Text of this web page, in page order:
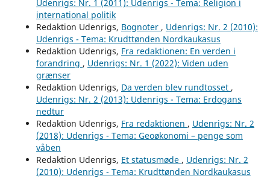
Udenrigs: Nr. 1 (2011): Udenrigs - Tema: Religion i
international politik
Redaktion Udenrigs, Bognoter , Udenrigs: Nr. 2 (2010):
Udenrigs - Tema: Krudttønden Nordkaukasus
Redaktion Udenrigs, Fra redaktionen: En verden i
forandring , Udenrigs: Nr. 1 (2022): Viden uden
grænser
Redaktion Udenrigs, Da verden blev rundtosset ,
Udenrigs: Nr. 2 (2013): Udenrigs - Tema: Erdogans
nedtur
Redaktion Udenrigs, Fra redaktionen , Udenrigs: Nr. 2
(2018): Udenrigs - Tema: Geoøkonomi – penge som
våben
Redaktion Udenrigs, Et statusmøde , Udenrigs: Nr. 2
(2010): Udenrigs - Tema: Krudttønden Nordkaukasus